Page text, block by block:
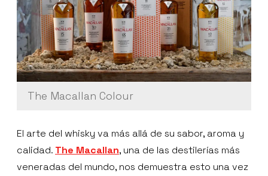
The Macallan Colour
El arte del whisky va más allá de su sabor, aroma y
calidad. The Macallan, una de las destilerías más
veneradas del mundo, nos demuestra esto una vez